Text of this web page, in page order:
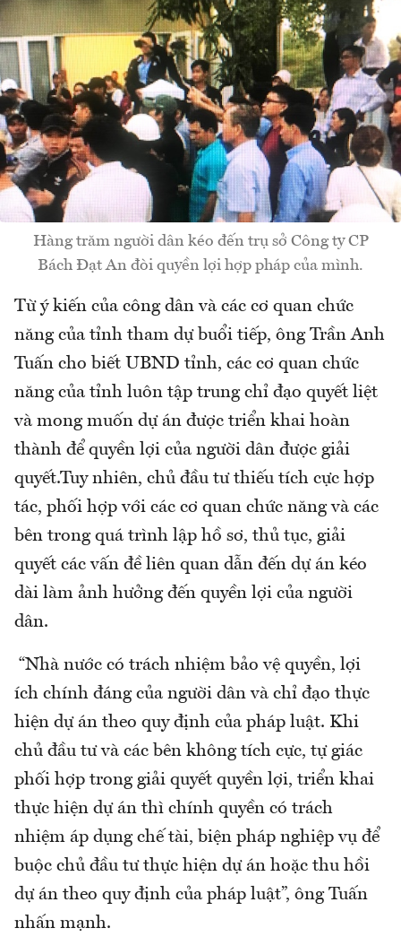
Hàng trăm người dân kéo đến trụ sở Công ty CP
Bách Đạt An đòi quyền lợi hợp pháp của mình.
Từ ý kiến của công dân và các cơ quan chức
năng của tỉnh tham dự buổi tiếp, ông Trần Anh
Tuấn cho biết UBND tỉnh, các cơ quan chức
năng của tỉnh luôn tập trung chỉ đạo quyết liệt
và mong muốn dự án được triển khai hoàn
thành để quyền lợi của người dân được giải
quyết.Tuy nhiên, chủ đầu tư thiếu tích cực hợp
tác, phối hợp với các cơ quan chức năng và các
bên trong quá trình lập hồ sơ, thủ tục, giải
quyết các vấn đề liên quan dẫn đến dự án kéo
dài làm ảnh hưởng đến quyền lợi của người
dân.
“Nhà nước có trách nhiệm bảo vệ quyền, lợi
ích chính đáng của người dân và chỉ đạo thực
hiện dự án theo quy định của pháp luật. Khi
chủ đầu tư và các bên không tích cực, tự giác
phối hợp trong giải quyết quyền lợi, triển khai
thực hiện dự án thì chính quyền có trách
nhiệm áp dụng chế tài, biện pháp nghiệp vụ để
buộc chủ đầu tư thực hiện dự án hoặc thu hồi
dự án theo quy định của pháp luật”, ông Tuấn
nhấn mạnh.